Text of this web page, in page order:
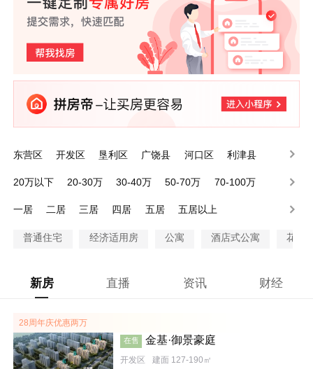
东营区 开发区 垦利区 广饶县 河口区 利津县
20万以下 20-30万 30-40万 50-70万
70-100万
一居
二居 三居 四居 五居 五居以上
普通住宅 经济适用房 公寓 酒店式公寓 花园
新房 直播 资讯 财经
28周年庆优惠两万
在售 金基·御景豪庭
开发区 建面 127-190㎡